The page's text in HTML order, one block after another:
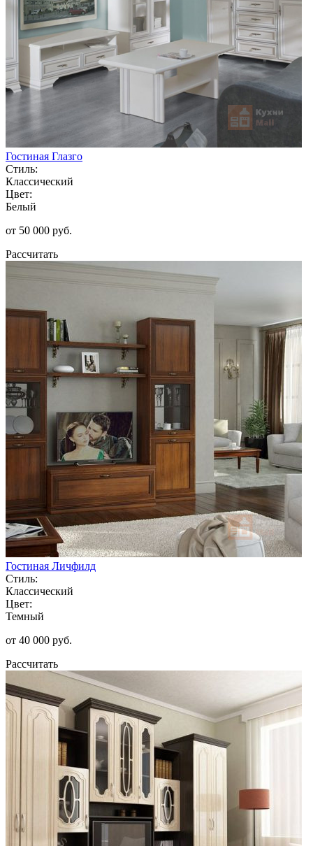
Гостиная Глазго
Стиль:
Классический
Цвет:
Белый
от 50 000 руб.
Рассчитать
Гостиная Личфилд
Стиль:
Классический
Цвет:
Темный
от 40 000 руб.
Рассчитать